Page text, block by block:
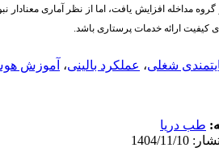
مداخله افزایش یافت، اما از نظر آماری
کیفیت ارائه خدمات پرستاری باشد.
شغلی، عملکرد بالینی، آموزش
طب دریا